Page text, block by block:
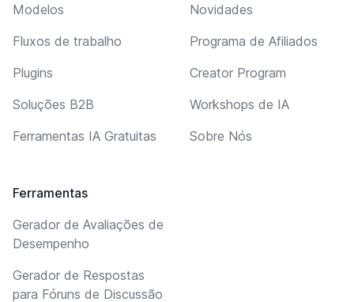
Modelos
Fluxos de trabalho
Plugins
Soluções B2B
Ferramentas IA Gratuitas
Ferramentas
Gerador de Avaliações de
Desempenho
Gerador de Respostas
para Fóruns de Discussão
Novidades
Programa de Afiliados
Creator Program
Workshops de IA
Sobre Nós